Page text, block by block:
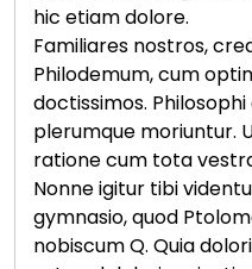
hic etiam dolore.
Familiares nostros,
Philodemum, cum
doctissimos.
plerumque moriuntur.
ratione cum tota
Nonne igitur tibi
gymnasio, quod
nobiscum Q. Quia